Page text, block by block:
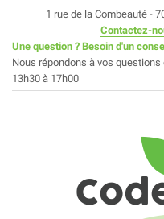
1 rue de la Combeauté -
Contactez-
Une question ? Besoin d'un
Nous répondons à vos
13h30 à 17h00